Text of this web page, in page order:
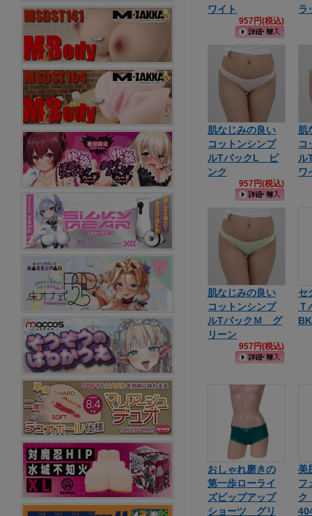
ワイト
957円(税込)
ラ
肌なじみの良い
コットンシンプ
ルTバックL ピ
ンク
957円(税込)
肌
コ
ル
ワ
肌なじみの良い
コットンシンプ
ルTバックＭ グ
リーン
957円(税込)
セ
Ｔ
おしゃれ磨きの
第一歩ローライ
ズピップアップ
ショーツ グリ
美
フ
ク